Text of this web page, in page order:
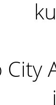
City